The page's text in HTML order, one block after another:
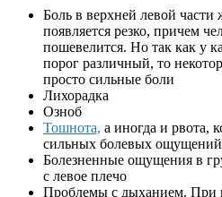
Боль в верхней левой
появляется резко, причем
пошевелится. Но так как у
порог различный, то
просто сильные боли
Лихорадка
Озноб
Тошнота, а иногда и рвота,
сильных болевых ощущений
Болезненные ощущения в
с левое плечо
Проблемы с дыханием. При